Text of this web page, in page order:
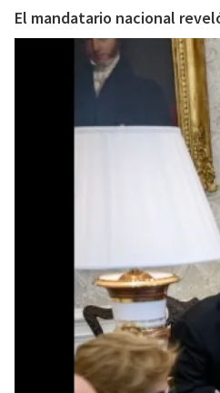
El mandatario nacional